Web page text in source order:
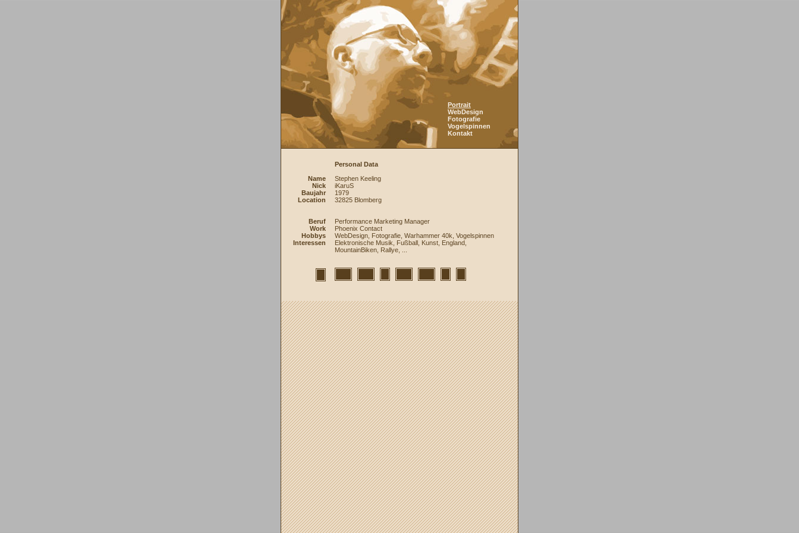
Portrait
WebDesign
Fotografie
Vogelspinnen
Kontakt
Personal Data
Name
Stephen Keeling
Nick
iKaruS
Baujahr
1979
Location
32825 Blomberg
Beruf
Performance Marketing Manager
Work
Phoenix Contact
Hobbys
WebDesign, Fotografie, Warhammer 40k, Vogelspinnen
Interessen
Elektronische Musik, Fußball, Kunst, England,
MountainBiken, Rallye, ...